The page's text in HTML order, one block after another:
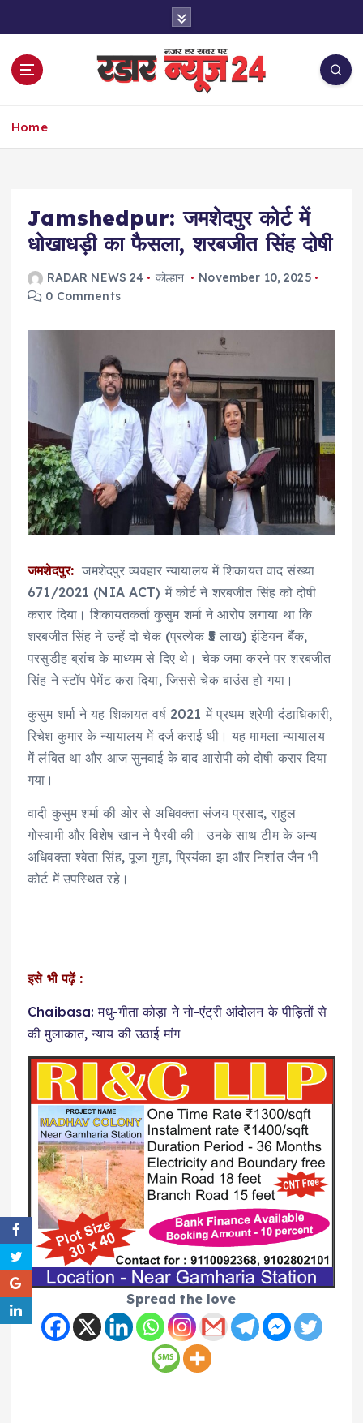
Home
Jamshedpur: जमशेदपुर कोर्ट में
धोखाधड़ी का फैसला, शरबजीत सिंह दोषी
RADAR NEWS 24 कोल्हान
November 10, 2025
0 Comments
जमशेदपुर: जमशेदपुर व्यवहार न्यायालय में शिकायत वाद संख्या
671/2021 (NIA ACT) में कोर्ट ने शरबजीत सिंह को दोषी
करार दिया। शिकायतकर्ता कुसुम शर्मा ने आरोप लगाया था कि
शरबजीत सिंह ने उन्हें दो चेक (प्रत्येक ₹5 लाख) इंडियन बैंक,
परसुडीह ब्रांच के माध्यम से दिए थे। चेक जमा करने पर शरबजीत
सिंह ने स्टॉप पेमेंट करा दिया, जिससे चेक बाउंस हो गया।
कुसुम शर्मा ने यह शिकायत वर्ष 2021 में प्रथम श्रेणी दंडाधिकारी,
रिचेश कुमार के न्यायालय में दर्ज कराई थी। यह मामला न्यायालय
में लंबित था और आज सुनवाई के बाद आरोपी को दोषी करार दिया
गया।
वादी कुसुम शर्मा की ओर से अधिवक्ता संजय प्रसाद, राहुल
गोस्वामी और विशेष खान ने पैरवी की। उनके साथ टीम के अन्य
अधिवक्ता श्वेता सिंह, पूजा गुहा, प्रियंका झा और निशांत जैन भी
कोर्ट में उपस्थित रहे।
इसे भी पढ़ें :
Chaibasa: मधु-गीता कोड़ा ने नो-एंट्री आंदोलन के पीड़ितों से
की मुलाकात, न्याय की उठाई मांग
Spread the love